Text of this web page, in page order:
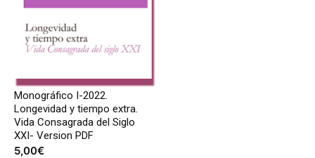
Monográfico I-2022.
Longevidad y tiempo extra.
Vida Consagrada del Siglo
XXI- Version PDF
5,00€